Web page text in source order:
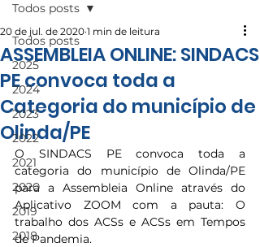
Todos posts
2025
2024
2023
2022
2021
2020
2019
2018
Todos posts
ASSEMBLEIA ONLINE: SINDACS
PE convoca toda a
Categoria do município de
Olinda/PE
20 de jul. de 2020 1 min de leitura
O SINDACS PE convoca toda a
categoria do município de Olinda/PE
para a Assembleia Online através do
Aplicativo ZOOM com a pauta: O
trabalho dos ACSs e ACSs em Tempos
de Pandemia.